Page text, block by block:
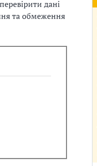
дані
та обмеження